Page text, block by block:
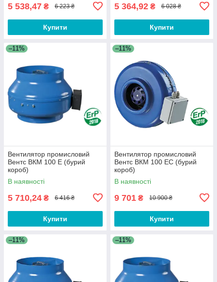
5 538,47 ₴ 6 223 ₴
Купити
5 364,92 ₴ 6 028 ₴
Купити
–11%
Вентилятор промисловий
Вентс ВКМ 100 Е (бурий
короб)
В наявності
5 710,24 ₴ 6 416 ₴
Купити
–11%
Вентилятор промисловий
Вентс ВКМ 100 ЕС (бурий
короб)
В наявності
9 701 ₴ 10 900 ₴
Купити
–11% –11%